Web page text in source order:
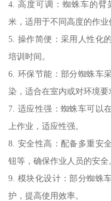
4. 高度可调：蜘蛛车的
米，适用于不同高度的作业
5. 操作简便：采用人性化
培训时间。
6. 环保节能：部分蜘蛛车
染，适合在室内或对环境要
7. 适应性强：蜘蛛车可以
上作业，适应性强。
8. 安全性高：配备多重安
钮等，确保作业人员的安全
9. 模块化设计：部分蜘蛛
护，提高使用效率。